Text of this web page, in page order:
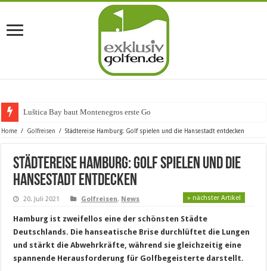
Luštica Bay baut Montenegros erste Golf-Community we
Home / Golfreisen / Städtereise Hamburg: Golf spielen und die Hansestadt entdecken
Städtereise Hamburg: Golf spielen und die
Hansestadt entdecken
20. Juli 2021 Golfreisen, News » nächster Artikel
Hamburg ist zweifellos eine der schönsten Städte
Deutschlands. Die hanseatische Brise durchlüftet die Lungen
und stärkt die Abwehrkräfte, während sie gleichzeitig eine
spannende Herausforderung für Golfbegeisterte darstellt.